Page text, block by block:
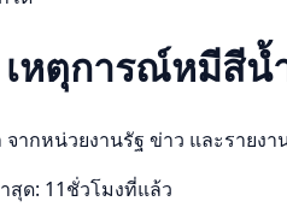
เหตุการณ์หมีสีน้
ากหน่วยงานรัฐ ข่าว และรายง
สุด: 11ชั่วโมงที่แล้ว